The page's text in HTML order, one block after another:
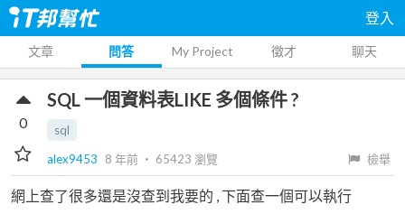
登入
文章 問答 My Project 徵才 聊天
SQL 一個資料表LIKE 多個條件 ?
sql
alex9453
8 年前 ‧ 65423 瀏覽 檢舉
0
網上查了很多還是沒查到我要的 , 下面查一個可以執行